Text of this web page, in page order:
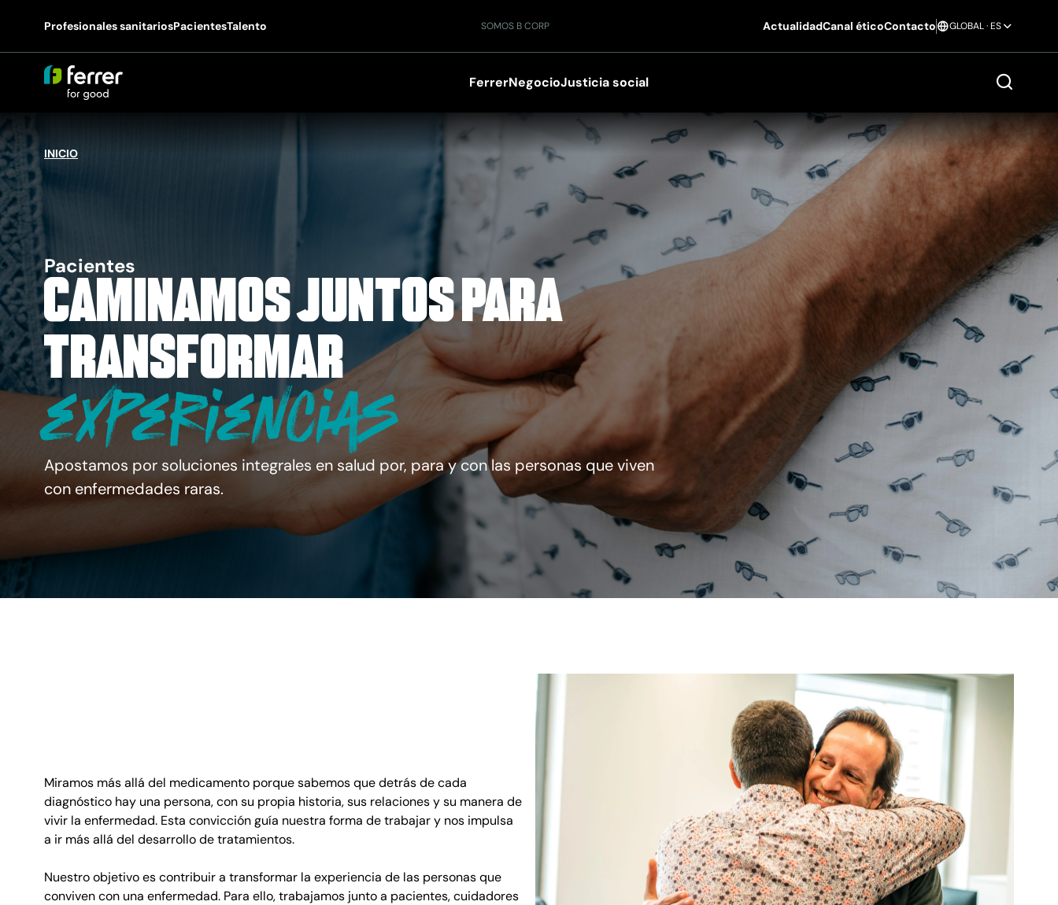
Profesionales sanitariosPacientesTalento SOMOS B CORP ActualidadCanal éticoContacto GLOBAL · ES
FerrerNegocioJusticia social
INICIO
Pacientes
Caminamos juntos para
transformar
experiencias
Apostamos por soluciones integrales en salud por, para y con las personas que viven
con enfermedades raras.
Miramos más allá del medicamento porque sabemos que detrás de cada
diagnóstico hay una persona, con su propia historia, sus relaciones y su manera de
vivir la enfermedad. Esta convicción guía nuestra forma de trabajar y nos impulsa
a ir más allá del desarrollo de tratamientos.
Nuestro objetivo es contribuir a transformar la experiencia de las personas que
conviven con una enfermedad. Para ello, trabajamos junto a pacientes, cuidadores